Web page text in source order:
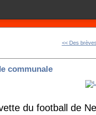
<< Des
communale
du football de